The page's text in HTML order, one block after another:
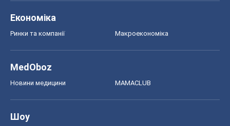
Економіка
Ринки та компанії Макроекономіка
MedOboz
Новини медицини MAMACLUB
Шоу